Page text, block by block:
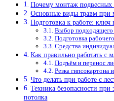
Почему монтаж подвесных
Основные виды травм при
Подготовка к работе: ключ
Выбор подходящего
Подготовка
Средства
Как правильно работать с
Подъём и перенос
Резка гипсокартона
Что делать при работе с
Техника безопасности при
потолка